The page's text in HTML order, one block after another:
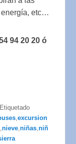
energía, etc…
94 20 20 ó
Etiquetado
,excursion
,nieve,niñas,niñ